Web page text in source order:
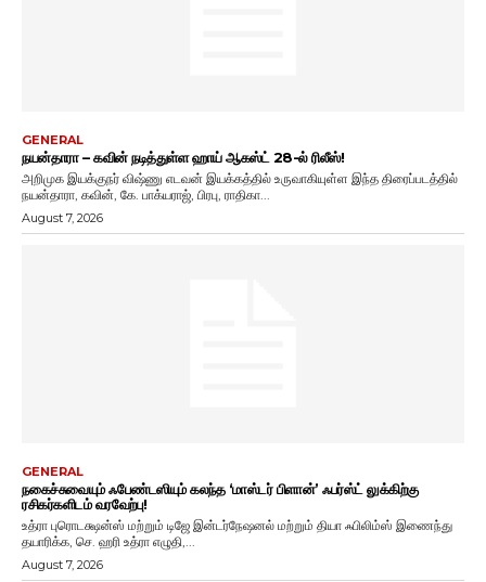
GENERAL
நயன்தாரா – கவின் நடித்துள்ள ஹாய் ஆகஸ்ட் 28-ல் ரிலீஸ்!
அறிமுக இயக்குநர் விஷ்ணு எடவன் இயக்கத்தில் உருவாகியுள்ள இந்த திரைப்படத்தில்
நயன்தாரா, கவின், கே. பாக்யராஜ், பிரபு, ராதிகா...
August 7, 2026
GENERAL
நகைச்சுவையும் ஃபேண்டஸியும் கலந்த ‘மாஸ்டர் பிளான்’ ஃபர்ஸ்ட் லுக்கிற்கு
ரசிகர்களிடம் வரவேற்பு!
உத்ரா புரொடக்ஷன்ஸ் மற்றும் டிஜே இன்டர்நேஷனல் மற்றும் தியா ஃபிலிம்ஸ் இணைந்து
தயாரிக்க, செ. ஹரி உத்ரா எழுதி,...
August 7, 2026